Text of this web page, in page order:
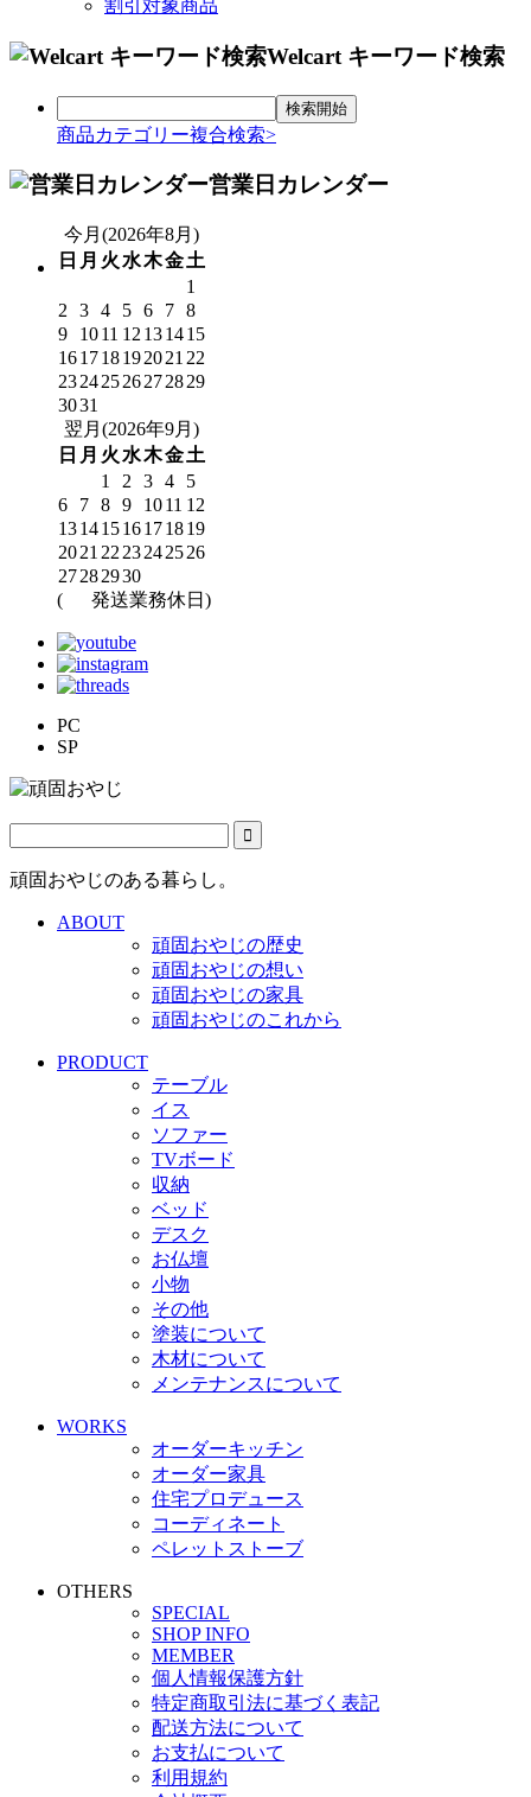
割引対象商品
Welcart キーワード検索
商品カテゴリー複合検索>
営業日カレンダー
今月(2026年8月)
日 月 火 水木金土
1
2
3 4 5 6 7 8
9
1011 12 131415
161718192021 22
23242526272829
3031
翌月(2026年9月)
日 月 火 水木金土
1
2 3 4
5
6
7 8 9 1011 12
13141516171819
2021 22 23242526
27282930
(
発送業務休日)
PC
SP
頑固おやじのある暮らし。
ABOUT
頑固おやじの歴史
頑固おやじの想い
頑固おやじの家具
頑固おやじのこれから
PRODUCT
テーブル
イス
ソファー
TVボード
収納
ベッド
デスク
お仏壇
小物
その他
塗装について
木材について
メンテナンスについて
WORKS
オーダーキッチン
オーダー家具
住宅プロデュース
コーディネート
ペレットストーブ
OTHERS
SPECIAL
SHOP INFO
MEMBER
個人情報保護方針
特定商取引法に基づく表記
配送方法について
お支払について
利用規約